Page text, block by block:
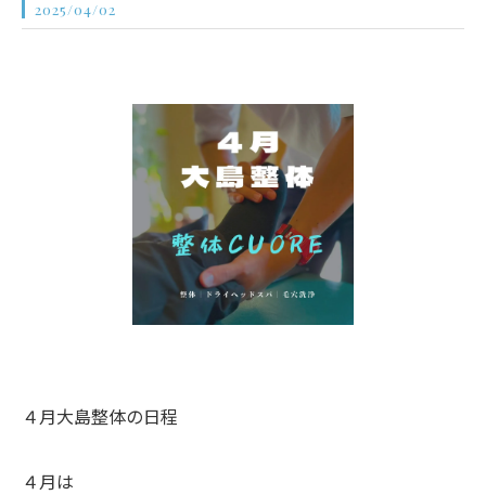
2025/04/02
４月大島整体の日程
４月は